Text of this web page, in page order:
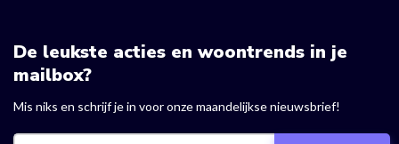
De leukste acties en woontrends in je
mailbox?
Mis niks en schrijf je in voor onze maandelijkse nieuwsbrief!